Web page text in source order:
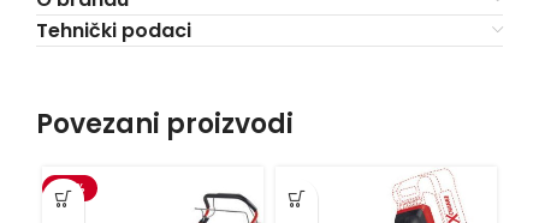
Tehnički podaci
Povezani proizvodi
-15%